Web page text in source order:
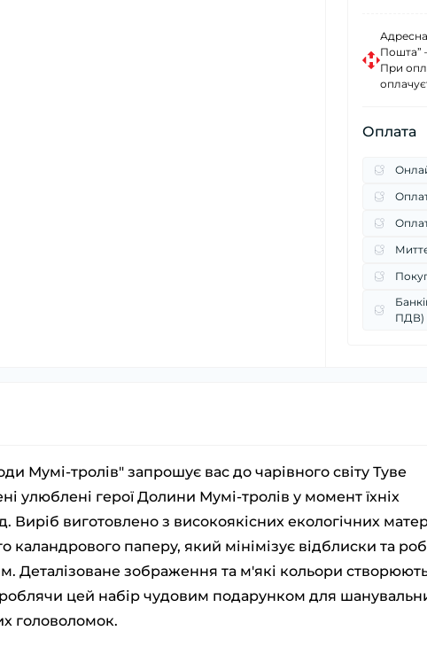
Адресна
Пошта”
При
Оплата
ПДВ)
Мумі-тролів" запрошує вас до чарівного світу Туве
улюблені герої Долини Мумі-тролів у момент їхніх
виготовлено з високоякісних екологічних
каландрового паперу, який мінімізує відблиски та
Деталізоване зображення та м'які кольори
цей набір чудовим подарунком для
головоломок.